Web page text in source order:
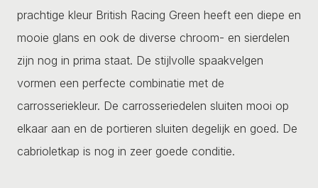
prachtige kleur British Racing Green heeft een diepe en
mooie glans en ook de diverse chroom- en sierdelen
zijn nog in prima staat. De stijlvolle spaakvelgen
vormen een perfecte combinatie met de
carrosseriekleur. De carrosseriedelen sluiten mooi op
elkaar aan en de portieren sluiten degelijk en goed. De
cabrioletkap is nog in zeer goede conditie.